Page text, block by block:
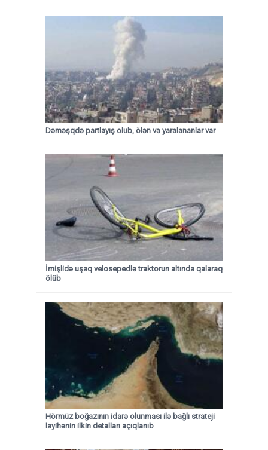
Dəməşqdə partlayış olub, ölən və yaralananlar var
İmişlidə uşaq velosepedlə traktorun altında qalaraq
ölüb
Hörmüz boğazının idarə olunması ilə bağlı strateji
layihənin ilkin detalları açıqlanıb